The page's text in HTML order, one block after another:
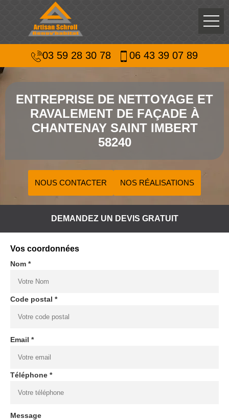
03 59 28 30 78 06 43 39 07 89
ENTREPRISE DE NETTOYAGE ET
RAVALEMENT DE FAÇADE À
CHANTENAY SAINT IMBERT
58240
NOUS CONTACTER NOS RÉALISATIONS
DEMANDEZ UN DEVIS GRATUIT
Vos coordonnées
Nom *
Code postal *
Email *
Téléphone *
Message